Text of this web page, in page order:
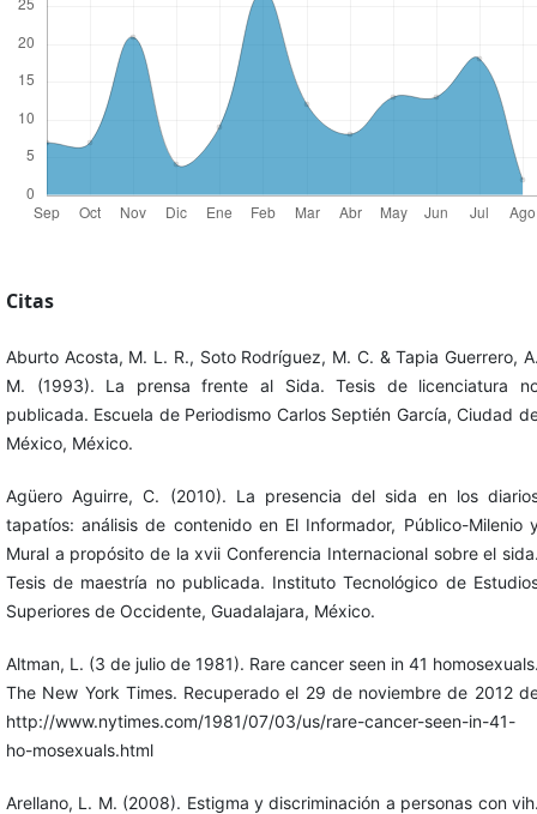
Citas
Aburto Acosta, M. L. R., Soto Rodríguez, M. C. & Tapia Guerrero,
M. (1993). La prensa frente al Sida. Tesis de licenciatura
publicada. Escuela de Periodismo Carlos Septién García, Ciudad
México, México.
Agüero Aguirre, C. (2010). La presencia del sida en los
tapatíos: análisis de contenido en El Informador, Público-Milenio
Mural a propósito de la xvii Conferencia Internacional sobre el
Tesis de maestría no publicada. Instituto Tecnológico de
Superiores de Occidente, Guadalajara, México.
Altman, L. (3 de julio de 1981). Rare cancer seen in 41
The New York Times. Recuperado el 29 de noviembre de 2012
http://www.nytimes.com/1981/07/03/us/rare-cancer-seen-in-41-
ho-mosexuals.html
Arellano, L. M. (2008). Estigma y discriminación a personas con